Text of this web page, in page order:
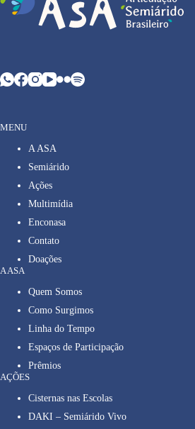
MENU
A ASA
Semiárido
Ações
Multimídia
Enconasa
Contato
Doações
A ASA
Quem Somos
Como Surgimos
Linha do Tempo
Espaços de Participação
Prêmios
AÇÕES
Cisternas nas Escolas
DAKI – Semiárido Vivo